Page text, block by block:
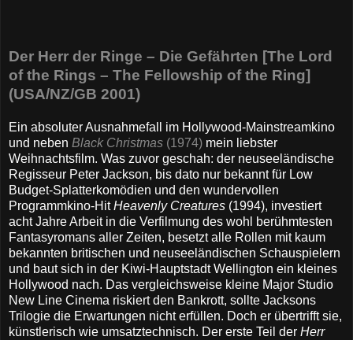
Der Herr der Ringe – Die Gefährten [The Lord
of the Rings – The Fellowship of the Ring]
(USA/NZ/GB 2001)
Ein absoluter Ausnahmefall im Hollywood-Mainstreamkino
und neben Black Christmas (1974) mein liebster
Weihnachtsfilm. Was zuvor geschah: der neuseeländische
Regisseur Peter Jackson, bis dato nur bekannt für Low
Budget-Splatterkomödien und den wundervollen
Programmkino-HitHeavenly Creatures (1994), investiert
acht Jahre Arbeit in die Verfilmung des wohl berühmtesten
Fantasyromans aller Zeiten, besetzt alle Rollen mit kaum
bekannten britischen und neuseeländischen Schauspielern
und baut sich in der Kiwi-Hauptstadt Wellington ein kleines
Hollywood nach. Das vergleichsweise kleine Major Studio
New Line Cinema riskiert den Bankrott, sollte Jacksons
Trilogie die Erwartungen nicht erfüllen. Doch er übertrifft sie,
künstlerisch wie umsatztechnisch. Der erste Teil der Herr